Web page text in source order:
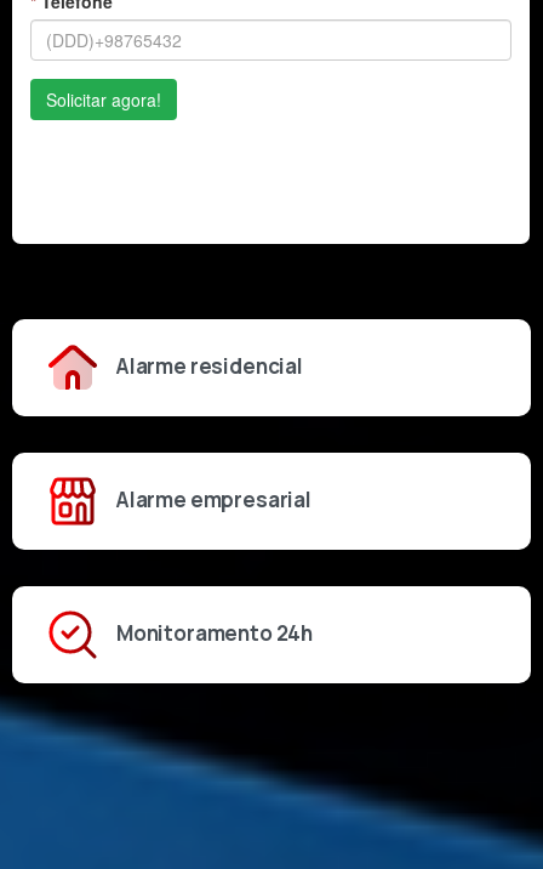
Alarme residencial
Alarme empresarial
Monitoramento 24h